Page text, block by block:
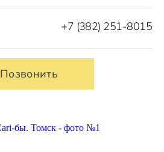
+7 (382) 251-8015
Позвонить